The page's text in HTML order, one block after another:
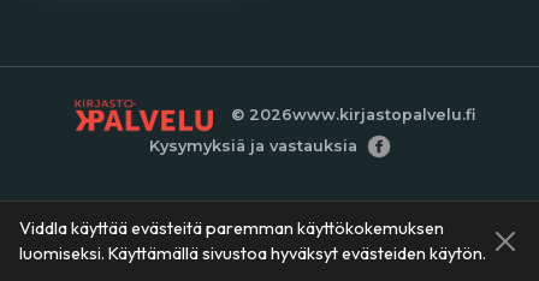
© 2026www.kirjastopalvelu.fi
Kysymyksiä ja vastauksia
Viddla käyttää evästeitä paremman käyttökokemuksen
luomiseksi. Käyttämällä sivustoa hyväksyt evästeiden käytön.